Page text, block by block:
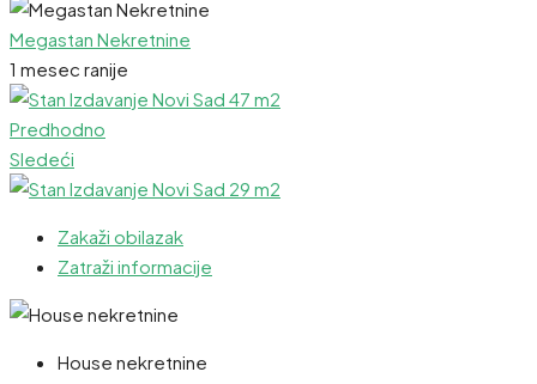
Megastan Nekretnine
1 mesec ranije
Predhodno
Sledeći
Zakaži obilazak
Zatraži informacije
House nekretnine